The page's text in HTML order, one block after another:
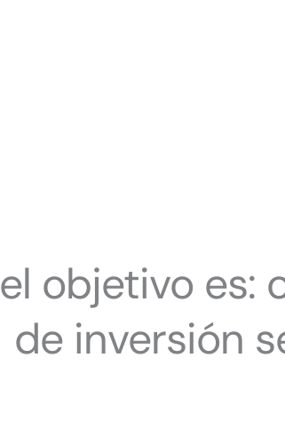
el objetivo es:
de inversión